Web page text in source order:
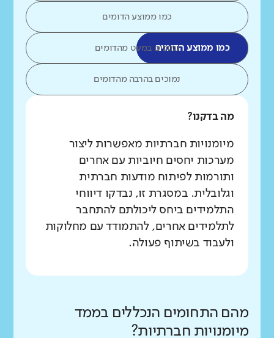
כמו ממוצע הדומים
כמו ממוצע הדומיםנמוכים במעט מהדומים
נמוכים בהרבה מהדומים
מה בדקנו?
מיומנויות חברתיות מאפשרות ליצור
מערכות יחסים חיוביות עם אחרים
ותורמות לפיתוח מודעות חברתית
וגלובלית. במסגרת זו, נבדקו דיווחי
התלמידים ביחס ליכולתם להתחבר
לתלמידים אחרים, להתמודד עם מחלוקות
ולעבוד בשיתוף פעולה.
מהם התחומים הנכללים בממד
מיומנויות חברתיות?